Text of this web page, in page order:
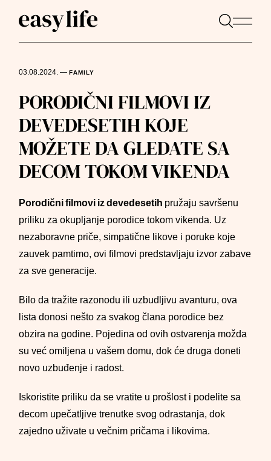
03.08.2024.—FAMILY
PORODIČNI FILMOVI IZ
DEVEDESETIH KOJE
MOŽETE DA GLEDATE SA
DECOM TOKOM VIKENDA
Porodični filmovi iz devedesetih pružaju savršenu
priliku za okupljanje porodice tokom vikenda. Uz
nezaboravne priče, simpatične likove i poruke koje
zauvek pamtimo, ovi filmovi predstavljaju izvor zabave
za sve generacije.
Bilo da tražite razonodu ili uzbudljivu avanturu, ova
lista donosi nešto za svakog člana porodice bez
obzira na godine. Pojedina od ovih ostvarenja možda
su već omiljena u vašem domu, dok će druga doneti
novo uzbuđenje i radost.
Iskoristite priliku da se vratite u prošlost i podelite sa
decom upečatljive trenutke svog odrastanja, dok
zajedno uživate u večnim pričama i likovima.